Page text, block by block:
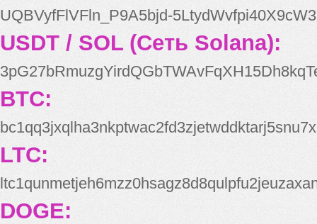
UQBVyfFlVFln_P9A5bjd-
USDT / SOL (Сеть Solana):
BTC:
bc1qq3jxqlha3nkptwac2fd3zjetwddktarj5snu7x
LTC:
DOGE: